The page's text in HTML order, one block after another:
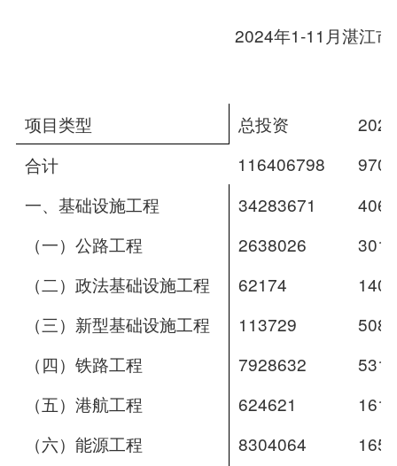
2024年1-11月湛江
项目类型 总投资
合计
116406798
一、基础设施工程
34283671
（一）公路工程
2638026
（二）政法基础设施工程
62174
（三）新型基础设施工程
113729
（四）铁路工程
7928632
（五）港航工程
624621
（六）能源工程
8304064